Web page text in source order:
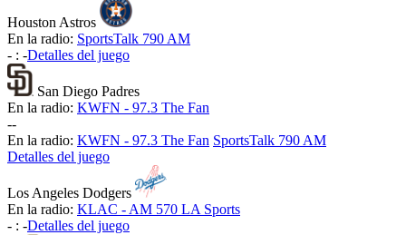
Houston Astros
En la radio: SportsTalk 790 AM
- : -Detalles del juego
San Diego Padres
En la radio: KWFN - 97.3 The Fan
--
En la radio: KWFN - 97.3 The Fan SportsTalk 790 AM
Detalles del juego
Los Angeles Dodgers
En la radio: KLAC - AM 570 LA Sports
- : -Detalles del juego